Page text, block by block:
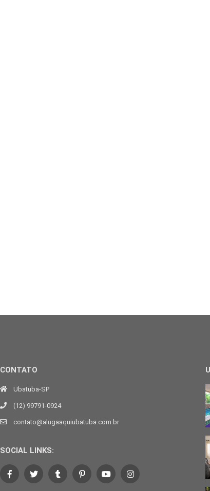
CONTATO
Ubatuba-SP
(12) 99791-0924
contato@alugaaquiubatuba.com.br
SOCIAL LINKS: